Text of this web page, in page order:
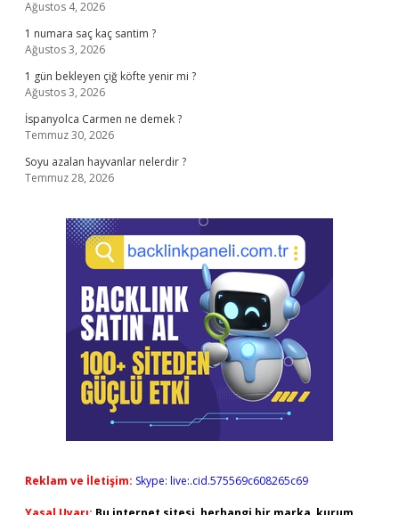
Ağustos 4, 2026
1 numara saç kaç santim ?
Ağustos 3, 2026
1 gün bekleyen çiğ köfte yenir mi ?
Ağustos 3, 2026
İspanyolca Carmen ne demek ?
Temmuz 30, 2026
Soyu azalan hayvanlar nelerdir ?
Temmuz 28, 2026
Reklam ve İletişim: Skype: live:.cid.575569c608265c69